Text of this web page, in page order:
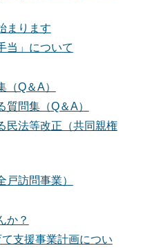
まります
当」について
（Q＆A）
問集（Q＆A）
民法等改正（共同親権
訪問事業）
か？
支援事業計画につい